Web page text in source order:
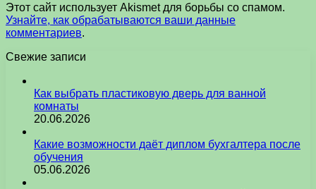
Этот сайт использует Akismet для борьбы со спамом.
Узнайте, как обрабатываются ваши данные
комментариев.
Свежие записи
Как выбрать пластиковую дверь для ванной
комнаты
20.06.2026
Какие возможности даёт диплом бухгалтера после
обучения
05.06.2026